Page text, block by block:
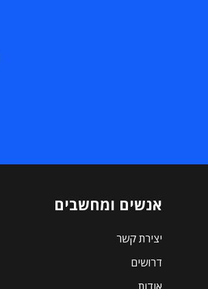
אנשים ומחשבים
יצירת קשר
דרושים